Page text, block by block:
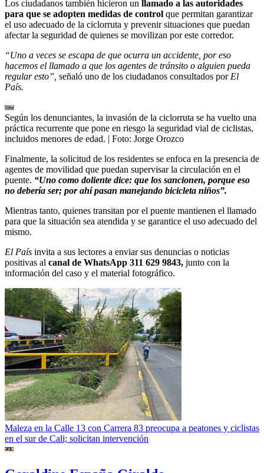
Los ciudadanos también hicieron un llamado a las autoridades
para que se adopten medidas de control que permitan garantizar
el uso adecuado de la ciclorruta y prevenir situaciones que puedan
afectar la seguridad de quienes se movilizan por este corredor.
“Uno a veces se escapa de que ocurra un accidente, por eso
hacemos el llamado a que los agentes de tránsito o alguien pueda
regular esto”, señaló uno de los ciudadanos consultados por El
País.
Según los denunciantes, la invasión de la ciclorruta se ha vuelto una
práctica recurrente que pone en riesgo la seguridad vial de ciclistas,
incluidos menores de edad. | Foto: Jorge Orozco
Finalmente, la solicitud de los residentes se enfoca en la presencia de
agentes de movilidad que puedan supervisar la circulación en el
puente. “Uno como doliente dice: que los sancionen, porque eso
no debería ser; por ahí pasan manejando bicicleta niños”.
Mientras tanto, quienes transitan por el puente mantienen el llamado
para que la situación sea atendida y se garantice el uso adecuado del
mismo.
El País invita a sus lectores a enviar sus denuncias o noticias
positivas al canal de WhatsApp 311 629 9843, junto con la
información del caso y el material fotográfico.
Maleza en la Calle 13 con Carrera 83 preocupa a peatones y ciclistas
en el sur de Cali; solicitan intervención